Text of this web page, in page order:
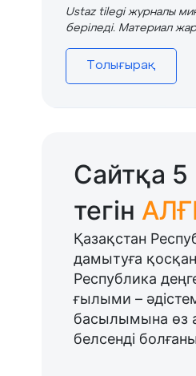
Ustaz tilegi журналы
беріледі. Материал
Толығырақ
Сайтқа
тегін
Қазақстан
дамытуға
Республика
ғылыми –
басылымына өз
белсенді